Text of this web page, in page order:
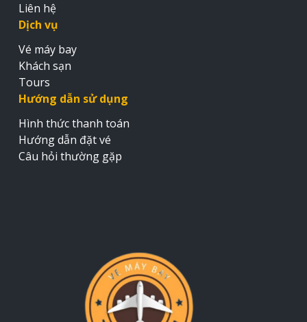
Liên hệ
Dịch vụ
Vé máy bay
Khách sạn
Tours
Hướng dẫn sử dụng
Hình thức thanh toán
Hướng dẫn đặt vé
Câu hỏi thường gặp